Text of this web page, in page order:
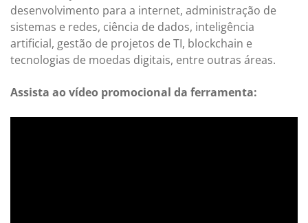
desenvolvimento para a internet, administração de
sistemas e redes, ciência de dados, inteligência
artificial, gestão de projetos de TI, blockchain e
tecnologias de moedas digitais, entre outras áreas.
Assista ao vídeo promocional da ferramenta: